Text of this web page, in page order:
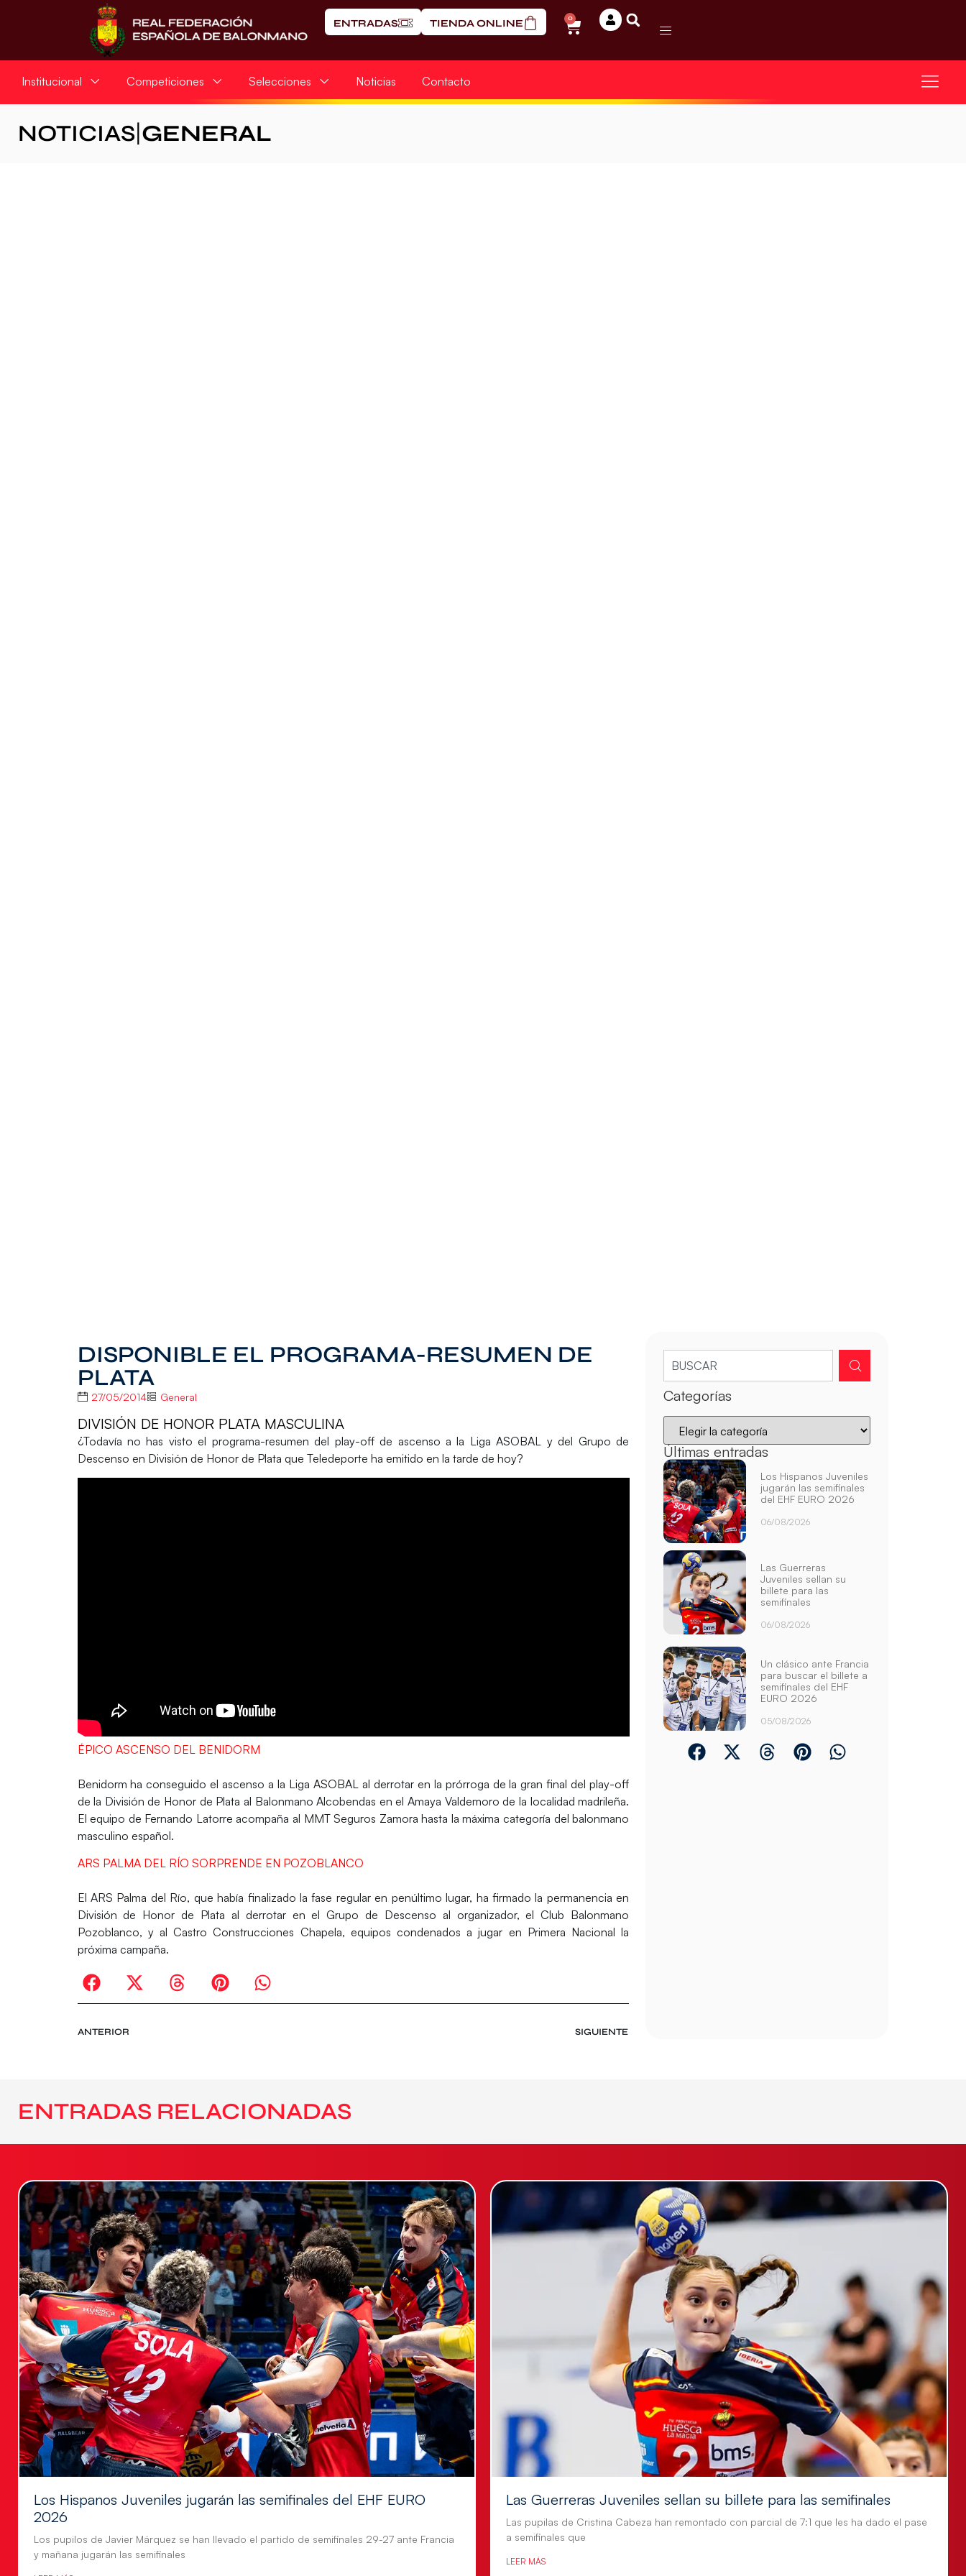
ENTRADAS TIENDA ONLINE 0
Institucional Competiciones Selecciones Noticias Contacto
NOTICIAS GENERAL
DISPONIBLE EL PROGRAMA-RESUMEN DE
PLATA
27/05/2014 General
DIVISIÓN DE HONOR PLATA MASCULINA
¿Todavía no has visto el programa-resumen del play-off de ascenso a la Liga ASOBAL y del Grupo de
Descenso en División de Honor de Plata que Teledeporte ha emitido en la tarde de hoy?
ÉPICO ASCENSO DEL BENIDORM
Benidormha conseguido el ascenso a la Liga ASOBAL al derrotar en la prórroga de la gran final del play-off
de la División de Honor de Plata al Balonmano Alcobendas en el Amaya Valdemoro de la localidad madrileña.
El equipo de Fernando Latorre acompaña al MMT Seguros Zamora hasta la máxima categoría del balonmano
masculino español.
ARS PALMA DEL RÍO SORPRENDE EN POZOBLANCO
El ARS Palma del Río, que había finalizado la fase regular en penúltimo lugar, ha firmado la permanencia en
División de Honor de Plata al derrotar en el Grupo de Descenso al organizador, el Club Balonmano
Pozoblanco, y al Castro Construcciones Chapela, equipos condenados a jugar en Primera Nacional la
próxima campaña.
ANTERIOR SIGUIENTE
Categorías
Últimas entradas
Los Hispanos Juveniles
jugarán las semifinales
del EHF EURO 2026
06/08/2026
Las Guerreras
Juveniles sellan su
billete para las
semifinales
06/08/2026
Un clásico ante Francia
para buscar el billete a
semifinales del EHF
EURO 2026
05/08/2026
ENTRADAS RELACIONADAS
Los Hispanos Juveniles jugarán las semifinales del EHF EURO
2026
Los pupilos de Javier Márquez se han llevado el partido de semifinales 29-27 ante Francia
y mañana jugarán las semifinales
Las Guerreras Juveniles sellan su billete para las semifinales
Las pupilas de Cristina Cabeza han remontado con parcial de 7:1 que les ha dado el pase
a semifinales que
LEER MÁS